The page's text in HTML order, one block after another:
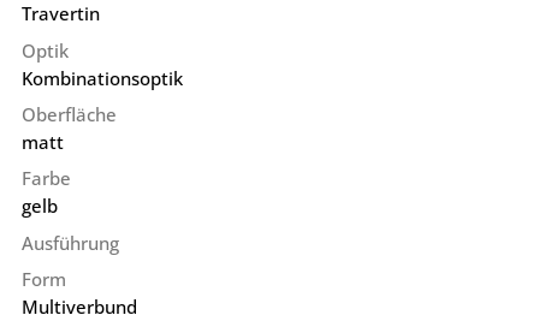
Travertin
Optik
Kombinationsoptik
Oberfläche
matt
Farbe
gelb
Ausführung
Form
Multiverbund